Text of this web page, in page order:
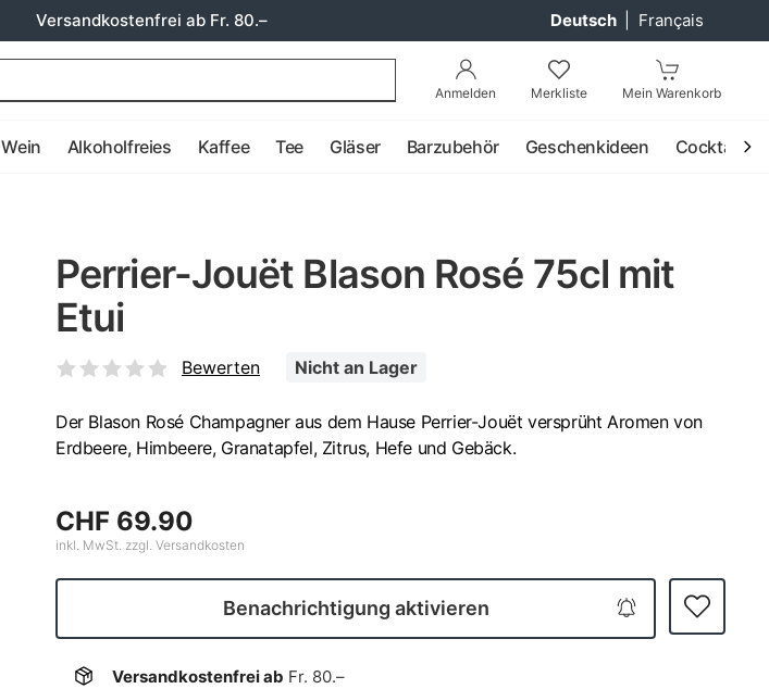
Versandkostenfrei ab Fr. 80.– Deutsch Français
Anmelden Merkliste Mein Warenkorb
Wein Alkoholfreies Kaffee Tee Gläser Barzubehör Geschenkideen Cocktail
Perrier-Jouët Blason Rosé 75cl mit
Etui
Bewerten Nicht an Lager
Der Blason Rosé Champagner aus dem Hause Perrier-Jouët versprüht Aromen von
Erdbeere, Himbeere, Granatapfel, Zitrus, Hefe und Gebäck.
CHF 69.90
inkl. MwSt. zzgl. Versandkosten
Benachrichtigung aktivieren
Versandkostenfrei ab Fr. 80.–